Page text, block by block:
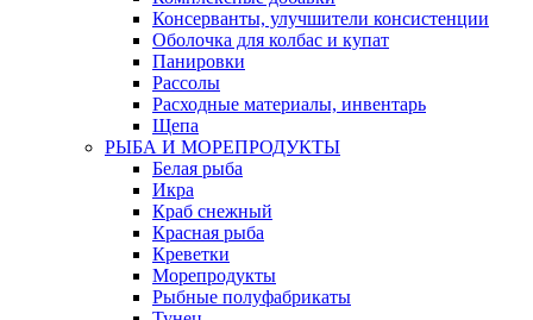
Консерванты, улучшители консистенции
Оболочка для колбас и купат
Панировки
Рассолы
Расходные материалы, инвентарь
Щепа
РЫБА И МОРЕПРОДУКТЫ
Белая рыба
Икра
Краб снежный
Красная рыба
Креветки
Морепродукты
Рыбные полуфабрикаты